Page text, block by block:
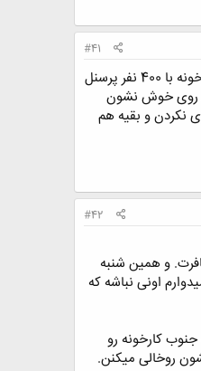
#41
حالام این راهکارایی که بمن گفتید رو می خوام روی کاغذ به تناسب اینجا پیاده کنم. ولی قبلش یه راهنمایی؟ به نظر شما این برنامه رو میشه روی یک کارخونه با 400 نفر پرسنل
روی خوش نشون
نکردن و بقیه هم
#42
و همین شنبه
اونی نباشه که
کارخونه رو
روخالی میکنن.